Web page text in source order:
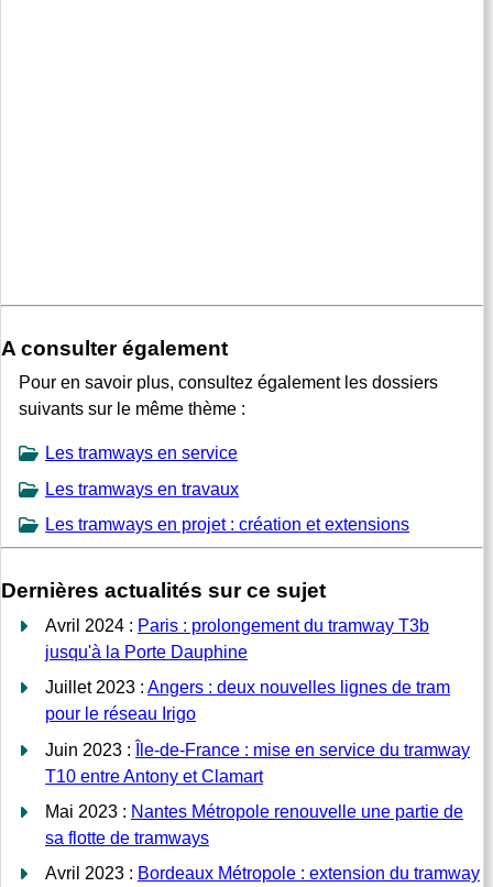
A consulter également
Pour en savoir plus, consultez également les dossiers
suivants sur le même thème :
Les tramways en service
Les tramways en travaux
Les tramways en projet : création et extensions
Dernières actualités sur ce sujet
Avril 2024 : Paris : prolongement du tramway T3b
jusqu'à la Porte Dauphine
Juillet 2023 : Angers : deux nouvelles lignes de tram
pour le réseau Irigo
Juin 2023 :
Île-de-France : mise en service du tramway
T10 entre Antony et Clamart
Mai 2023 : Nantes Métropole renouvelle une partie de
sa flotte de tramways
Avril 2023 : Bordeaux Métropole : extension du tramway